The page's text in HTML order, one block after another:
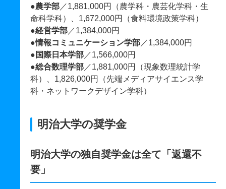
●農学部 ／1,881,000円（農学科・農芸化学科・生
命科学科）、1,672,000円（食料環境政策学科）
●経営学部 ／1,384,000円
●情報コミュニケーション学部 ／1,384,000円
●国際日本学部 ／1,566,000円
●総合数理学部 ／1,881,000円（現象数理統計学
科）、1,826,000円（先端メディアサイエンス学
科・ネットワークデザイン学科）
明治大学の奨学金
明治大学の独自奨学金は全て「返還不
要」